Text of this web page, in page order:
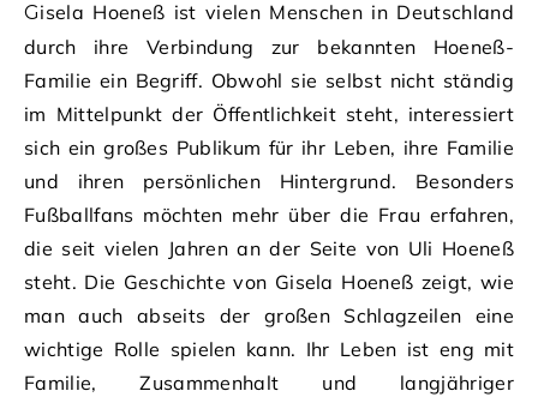
Gisela Hoeneß ist vielen Menschen in Deutschland
durch ihre Verbindung zur bekannten Hoeneß-
Familie ein Begriff. Obwohl sie selbst nicht ständig
im Mittelpunkt der Öffentlichkeit steht, interessiert
sich ein großes Publikum für ihr Leben, ihre Familie
und ihren persönlichen Hintergrund. Besonders
Fußballfans möchten mehr über die Frau erfahren,
die seit vielen Jahren an der Seite von Uli Hoeneß
steht. Die Geschichte von Gisela Hoeneß zeigt, wie
man auch abseits der großen Schlagzeilen eine
wichtige Rolle spielen kann. Ihr Leben ist eng mit
Familie, Zusammenhalt und langjähriger